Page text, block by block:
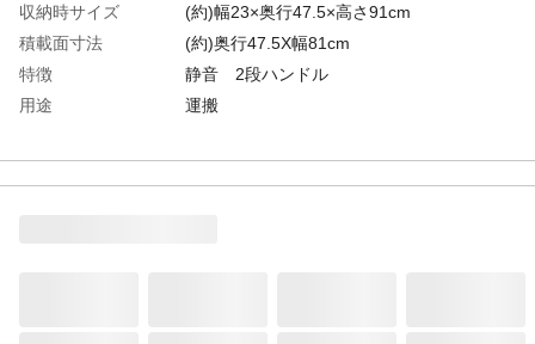
収納時サイズ
(約)幅23×奥行47.5×高さ91cm
積載面寸法
(約)奥行47.5X幅81cm
特徴
静音 2段ハンドル
用途
運搬
ドル:スチール キャスター:スチール、ポリ
プロピレン、ポリウレタン、ナイロン